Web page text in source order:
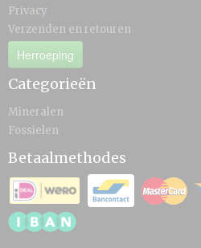
Privacy
Verzenden en retouren
Herroeping
Categorieën
Mineralen
Fossielen
Betaalmethodes